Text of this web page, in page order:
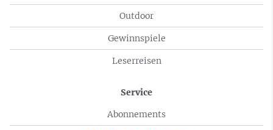
Outdoor
Gewinnspiele
Leserreisen
Service
Abonnements